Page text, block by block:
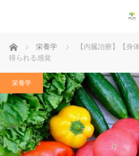
ホーム 栄養学
【内臓治療】【身
得られる感覚
栄養学